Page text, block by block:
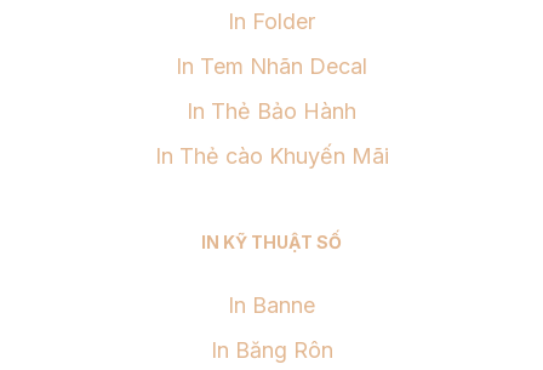
In Folder
In Tem Nhãn Decal
In Thẻ Bảo Hành
In Thẻ cào Khuyến Mãi
IN KỸ THUẬT SỐ
In Banne
In Băng Rôn